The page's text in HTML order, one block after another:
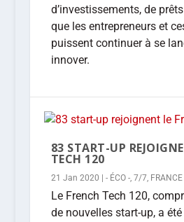
d’investissements, de
que les entrepreneurs et
puissent continuer à se
innover.
83 START-UP
TECH 120
21 Jan 2020 - ÉCO -, 7/7, FRANCE
Le French Tech 120,
de nouvelles start-up, a